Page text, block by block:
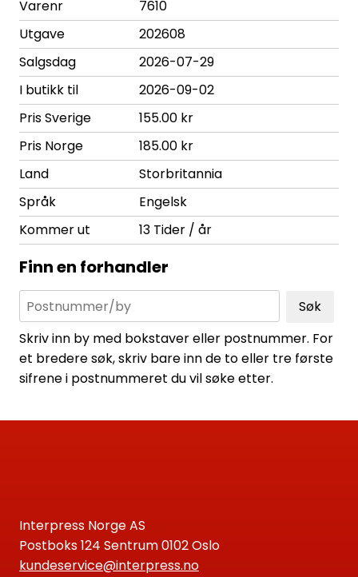
Varenr
7610
Utgave
202608
Salgsdag
2026-07-29
I butikk til
2026-09-02
Pris Sverige
155.00 kr
Pris Norge
185.00 kr
Land
Storbritannia
Språk
Engelsk
Kommer ut
13 Tider / år
Finn en forhandler
Søk
Skriv inn by med bokstaver eller postnummer. For
et bredere søk, skriv bare inn de to eller tre første
sifrene i postnummeret du vil søke etter.
Interpress Norge AS
Postboks 124 Sentrum 0102 Oslo
kundeservice@interpress.no